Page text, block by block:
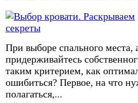
При выборе спального места,
придерживайтесь
таким критерием, как
ошибиться? Первое, на что
полагаться,...